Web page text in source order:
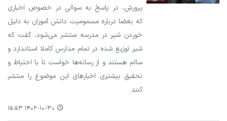
پرورش، در پاسخ به سوالی در خصوص اخباری
که بعضا درباره مسمومیت دانش آموزان به دلیل
خوردن شیر در مدرسه منتشر می‌شود، گفت که
شیر توزیع شده در تمام مدارس کاملا استاندارد و
سالم هستند و از رسانه‌ها خواست تا با احتیاط و
تحقیق بیشتری اخبارهای این موضوع را منتشر
کنند.
۱۴۰۲-۱۰-۳۰ ۱۵:۵۳